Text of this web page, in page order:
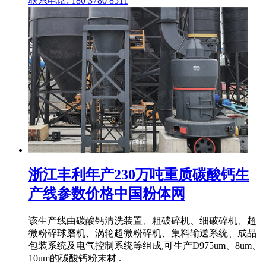
浙江丰利年产230万吨重质碳酸钙生
产线参数价格中国粉体网
该生产线由碳酸钙清洗装置、粗破碎机、细破碎机、超
微粉碎球磨机、涡轮超微粉碎机、集料输送系统、成品
包装系统及电气控制系统等组成,可生产D975um、8um、
10um的碳酸钙粉末材 .